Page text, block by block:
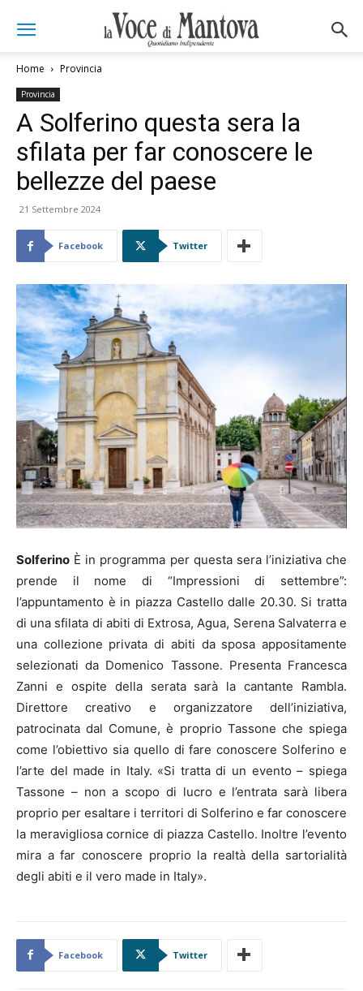
Home Provincia
Provincia
A Solferino questa sera la
sfilata per far conoscere le
bellezze del paese
21 Settembre 2024
Facebook Twitter
Solferino È in programma per questa sera l’iniziativa che
prende il nome di “Impressioni di settembre”:
l’appuntamento è in piazza Castello dalle 20.30. Si tratta
di una sfilata di abiti di Extrosa, Agua, Serena Salvaterra e
una collezione privata di abiti da sposa appositamente
selezionati da Domenico Tassone. Presenta Francesca
Zanni e ospite della serata sarà la cantante Rambla.
Direttore creativo e organizzatore dell’iniziativa,
patrocinata dal Comune, è proprio Tassone che spiega
come l’obiettivo sia quello di fare conoscere Solferino e
l’arte del made in Italy. «Si tratta di un evento – spiega
Tassone – non a scopo di lucro e l’entrata sarà libera
proprio per esaltare i territori di Solferino e far conoscere
la meravigliosa cornice di piazza Castello. Inoltre l’evento
mira a far conoscere proprio la realtà della sartorialità
degli abiti e il vero made in Italy».
Facebook Twitter